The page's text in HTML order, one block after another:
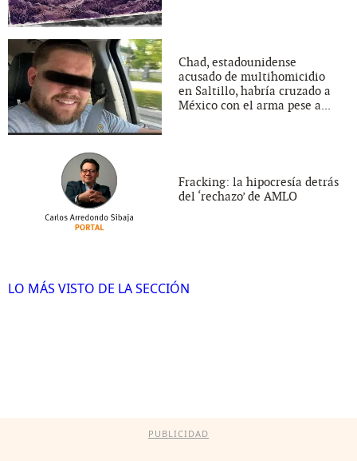
Chad, estadounidense
acusado de multihomicidio
en Saltillo, habría cruzado a
México con el arma pese a...
Fracking: la hipocresía detrás
del ‘rechazo’ de AMLO
LO MÁS VISTO DE LA SECCIÓN
PUBLICIDAD